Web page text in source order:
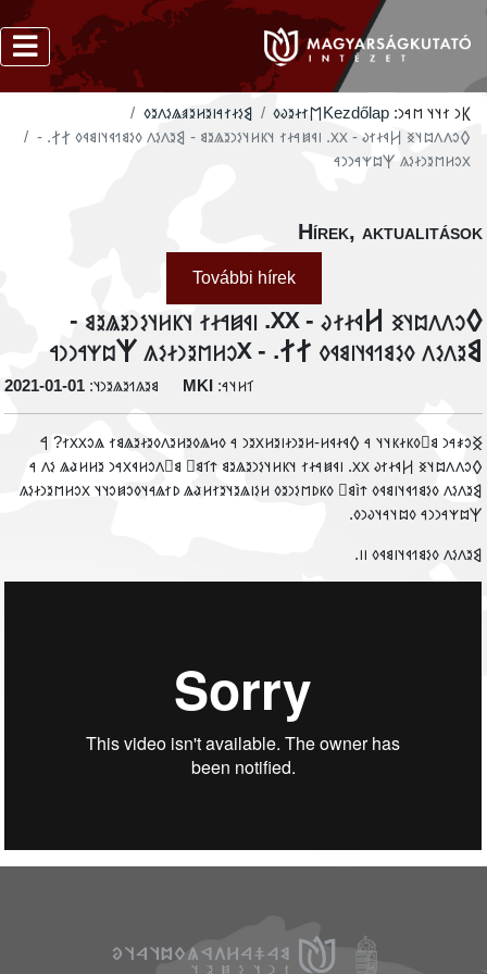
𐲞𐳙 𐳐𐳦𐳦 𐳮𐳀𐳙:
Kezdőlap
‮𐲮𐳐𐳇𐳉𐳜𐳓
‮𐲘𐳋𐳇𐳐𐳀𐳥𐳉𐳢𐳉𐳠𐳖𐳋𐳤𐳉𐳓
‮𐲓𐳛𐳤𐳤𐳪𐳦𐳏 𐲢𐳁𐳇𐳐𐳜 - 𐳼𐳼. 𐳥𐳁𐳯𐳀𐳇𐳐 𐳦𐳞𐳢𐳦𐳋𐳙𐳉𐳖𐳉𐳘 - 𐲘𐳉𐳤𐳋𐳤 𐳓𐳋𐳘𐳒𐳁𐳦𐳥𐳘𐳁𐳓 𐲐𐲐. -
𐳼𐳛𐳢𐳮𐳉𐳙𐳇𐳋𐳍 𐲰𐳪𐳰𐳀𐳙𐳙𐳀
Hírek,
További hírek
‮𐲓𐳛𐳤𐳤𐳪𐳦𐳏 𐲢𐳁𐳇𐳐𐳜 - 𐳼𐳼. 𐳥𐳁𐳯𐳀𐳇𐳐 𐳦𐳞𐳢𐳦𐳋𐳙𐳉𐳖𐳉𐳘
𐲘𐳉𐳤𐳋𐳤 𐳓𐳋𐳘𐳒𐳁𐳦𐳥𐳘𐳁𐳓 𐲐𐲐. - 𐳼𐳛𐳢𐳮𐳉𐳙𐳇𐳋𐳍
𐳑𐳢𐳦𐳀:
MKI
𐳘𐳉𐳍𐳒𐳉𐳖𐳉𐳙𐳦:
‭2021-01-01
‮𐲏𐳛𐳎𐳀𐳙 𐳘𐳹𐳓𐳞𐳇𐳞𐳦𐳦 𐳀 𐲓𐳁𐳇𐳁𐳢-𐳢𐳉𐳙𐳇𐳥𐳉𐳢𐳂𐳉𐳙 𐳀 𐳓𐳭𐳖𐳓𐳉𐳢𐳉𐳤𐳓𐳉𐳇𐳉𐳖𐳘𐳐 𐳖𐳛𐳂𐳂𐳐?
𐲓𐳛𐳤𐳤𐳪𐳦𐳏 𐲢𐳁𐳇𐳐𐳜 𐳼𐳼. 𐳥𐳁𐳯𐳀𐳇𐳐 𐳦𐳞𐳢𐳦𐳋𐳙𐳉𐳖𐳉𐳘 𐳄𐳑𐳘𐳹 𐳘𐳹𐳤𐳛𐳢𐳁𐳂𐳀𐳙 𐳉𐳢𐳢𐳟𐳖 𐳋𐳤
𐲘𐳉𐳤𐳋𐳤 𐳓𐳋𐳘𐳒𐳁𐳦𐳥𐳘𐳁𐳓 𐳄ì𐳘𐳹 𐳓𐳞𐳚𐳮𐳋𐳙𐳉𐳓 𐳢𐳋𐳥𐳖𐳉𐳦𐳉𐳐𐳢𐳟𐳖 𐳚𐳐𐳖𐳀𐳦𐳓𐳛𐳯𐳛𐳦𐳦
𐲰𐳪𐳰𐳀𐳙𐳙𐳀
‮𐲘𐳉𐳤𐳋𐳤 𐳓𐳋𐳘𐳒𐳁𐳦𐳥𐳘𐳁𐳓